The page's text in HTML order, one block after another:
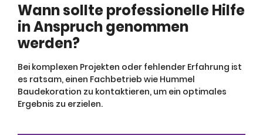
Wann sollte professionelle Hilfe
in Anspruch genommen
werden?
Bei komplexen Projekten oder fehlender Erfahrung ist
es ratsam, einen Fachbetrieb wie Hummel
Baudekoration zu kontaktieren, um ein optimales
Ergebnis zu erzielen.